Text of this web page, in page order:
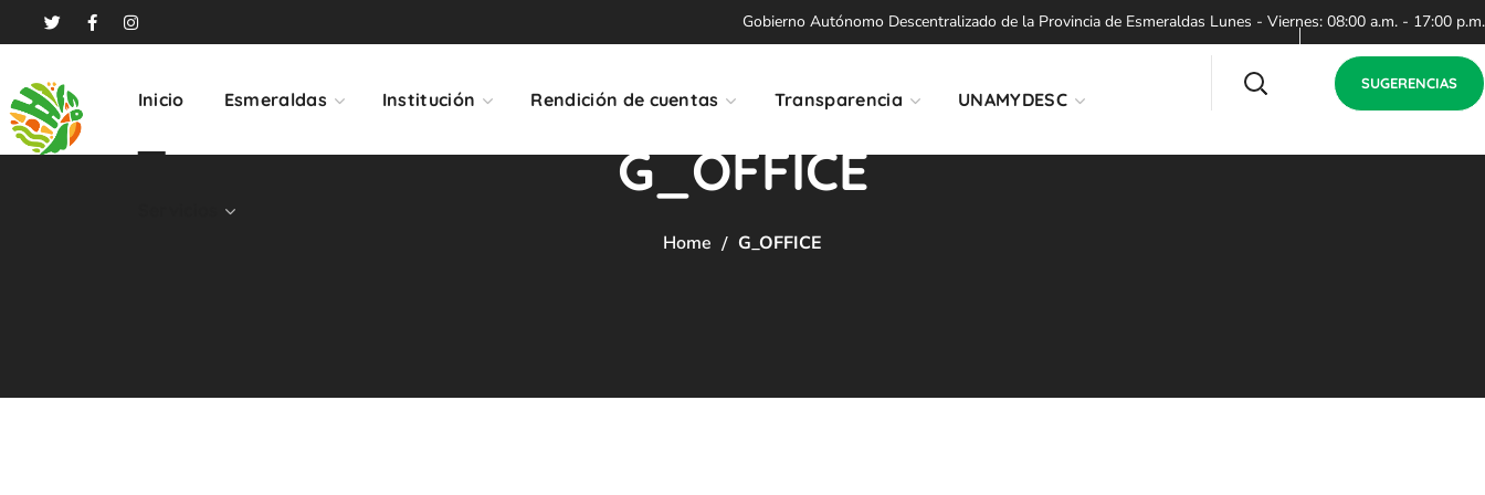
Gobierno Autónomo Descentralizado de la Provincia de Esmeraldas Lunes - Viernes: 08:00 a.m. - 17:00 p.m.
Inicio Esmeraldas Institución Rendición de cuentas Transparencia UNAMYDESC
SUGERENCIAS
G_OFFICE
Home G_OFFICE